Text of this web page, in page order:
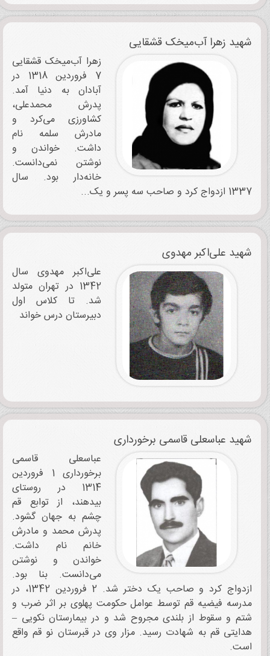
شهید زهرا آب‌میخک‌ قشقایی
زهرا آب‌میخک ‌قشقایی
7 فروردین 1318 در
آبادان به دنیا آمد.
پدرش محمدعلی،
کشاورزی می‌کرد و
مادرش سلمه نام
داشت. خواندن و
نوشتن نمی‌دانست.
خانه‌دار بود. سال
1337 ازدواج کرد و صاحب سه پسر و یک...
شهید علی‌اکبر مهدوی
علی‌اکبر مهدوی سال
1342 در تهران متولد
شد. تا کلاس اول
دبیرستان درس خواند
شهید عباسعلی قاسمی‌ برخورداری
عباسعلی قاسمی‌
برخورداری 1 فروردین
1314 در روستای
بیدهند، از توابع قم
چشم به جهان گشود.
پدرش محمد و مادرش
خانم نام داشت.
خواندن و نوشتن
می‌دانست. بنا بود.
ازدواج کرد و صاحب یک دختر شد. 2 فروردین 1342، در
مدرسه فیضیه قم توسط عوامل حکومت پهلوی بر اثر ضرب و
شتم و سقوط از بلندی مجروح شد و در بیمارستان نکویی –
هدایتی قم به شهادت رسید. مزار وی در قبرستان نو قم واقع
است.